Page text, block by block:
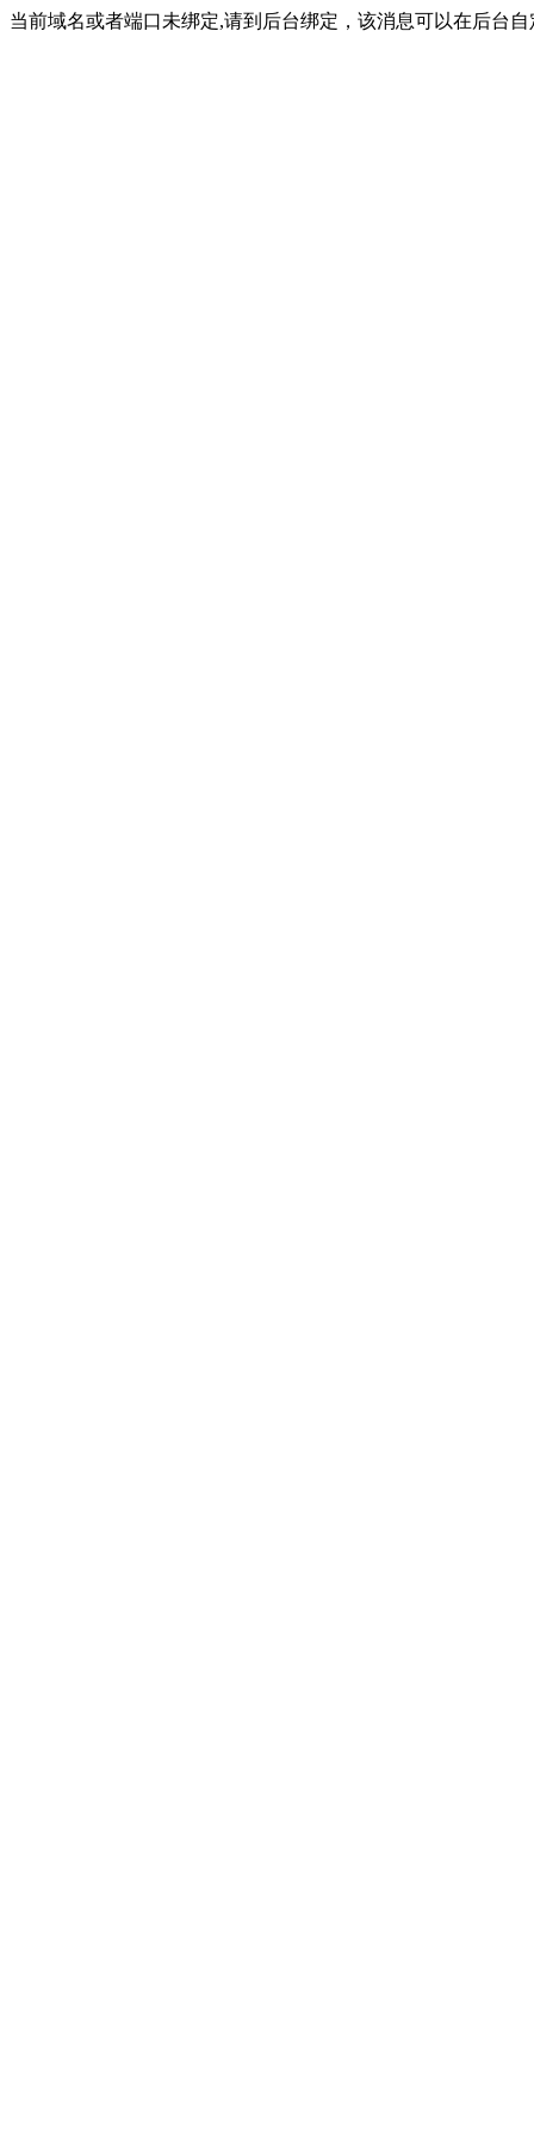
当前域名或者端口未绑定,请到后台绑定，该消息可以在后台自